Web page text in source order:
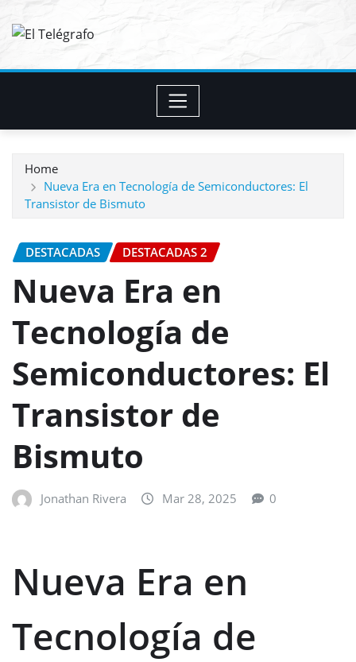
Home
Nueva Era en Tecnología de Semiconductores: El
Transistor de Bismuto
DESTACADAS DESTACADAS 2
Nueva Era en
Tecnología de
Semiconductores: El
Transistor de
Bismuto
Jonathan Rivera Mar 28, 2025 0
Nueva Era en
Tecnología de